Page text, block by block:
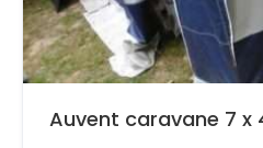
Auvent caravane 7 x